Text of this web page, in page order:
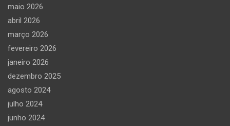
maio 2026
abril 2026
março 2026
fevereiro 2026
janeiro 2026
dezembro 2025
agosto 2024
julho 2024
junho 2024